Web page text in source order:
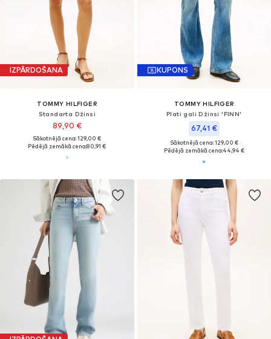
IZPĀRDOŠANA
TOMMY HILFIGER
Standarta Džinsi
89,90 €
Sākotnējā cena: 129,00 €
Pēdējā zemākā cena:80,91 €
KUPONS
TOMMY HILFIGER
Plati gali Džinsi 'FINN'
67,41 €
Sākotnējā cena: 129,00 €
Pēdējā zemākā cena:44,94 €